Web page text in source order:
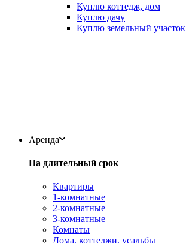
Куплю коттедж, дом
Куплю дачу
Куплю земельный участок
Аренда
На длительный срок
Квартиры
1-комнатные
2-комнатные
3-комнатные
Комнаты
Дома, коттеджи, усадьбы